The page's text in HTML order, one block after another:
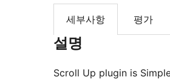
세부사항 평가
설명
Scroll Up plugin is